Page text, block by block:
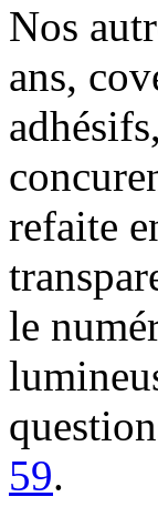
Nos
ans,
refaite
le
59.